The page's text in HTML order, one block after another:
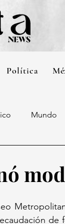
Política
Mundo
de